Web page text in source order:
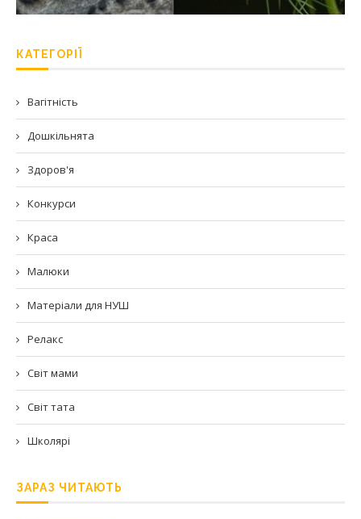
КАТЕГОРІЇ
Вагітність
Дошкільнята
Здоров'я
Конкурси
Краса
Малюки
Матеріали для НУШ
Релакс
Світ мами
Світ тата
Школярі
ЗАРАЗ ЧИТАЮТЬ